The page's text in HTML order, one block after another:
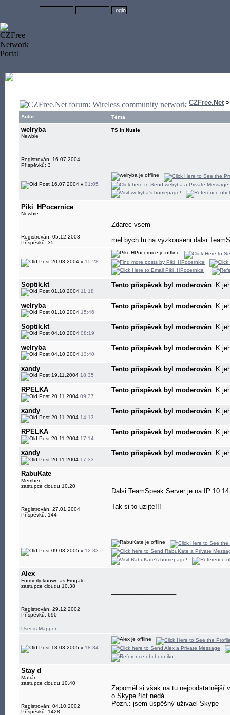
CZFree.Net
Autor Téma
welryba
Newbie
Registrován: 16.07.2004
Příspěvků: 3
TS in Nusle
16.07.2004 v 01:05
Piki_HPocernice
Newbie
Registrován: 05.12.2003
Příspěvků: 35
Zdarec vsem
mel bych tu na vyzkouseni dalsi
20.08.2004 v 15:28
Soptik.kt
01.10.2004 11:18
Tento příspěvek byl moderován. K
welryba
01.10.2004 15:46
Tento příspěvek byl moderován. K
Soptik.kt
04.10.2004 08:19
Tento příspěvek byl moderován. K
welryba
04.10.2004 13:40
Tento příspěvek byl moderován. K
xandy
19.11.2004 18:35
Tento příspěvek byl moderován. K
RPELKA
20.11.2004 09:37
Tento příspěvek byl moderován. K
xandy
20.11.2004 14:13
Tento příspěvek byl moderován. K
RPELKA
20.11.2004 17:14
Tento příspěvek byl moderován. K
xandy
20.11.2004 17:33
Tento příspěvek byl moderován. K
RabuKate
Member
zastupce cloudu 10.20
Registrován: 27.01.2004
Příspěvků: 144
Dalsi TeamSpeak Server je na IP
Tak si to uzijte!!!
09.03.2005 v 12:33
Alex
Formerly known as Frogale
zastupce cloudu 10.38
Registrován: 29.12.2002
Příspěvků: 690
User is Mapper
18.03.2005 v 18:34
Stay d
Mafián
zastupce cloudu 10.40
Registrován: 04.10.2002
Příspěvků: 1428
Zapoměl si však na tu nejpodstatnější
o Skype říct nedá.
Pozn.: jsem úspěšný uživael Skype